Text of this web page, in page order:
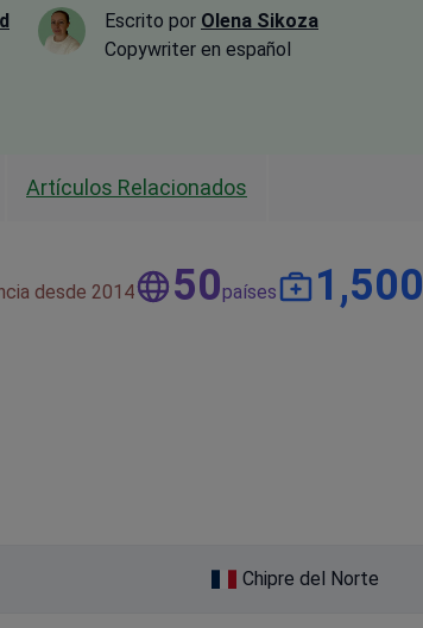
Escrito por Olena Sikoza
Сopywriter en español
Artículos Relacionados
desde 2014 50países 1,500
Chipre del Norte